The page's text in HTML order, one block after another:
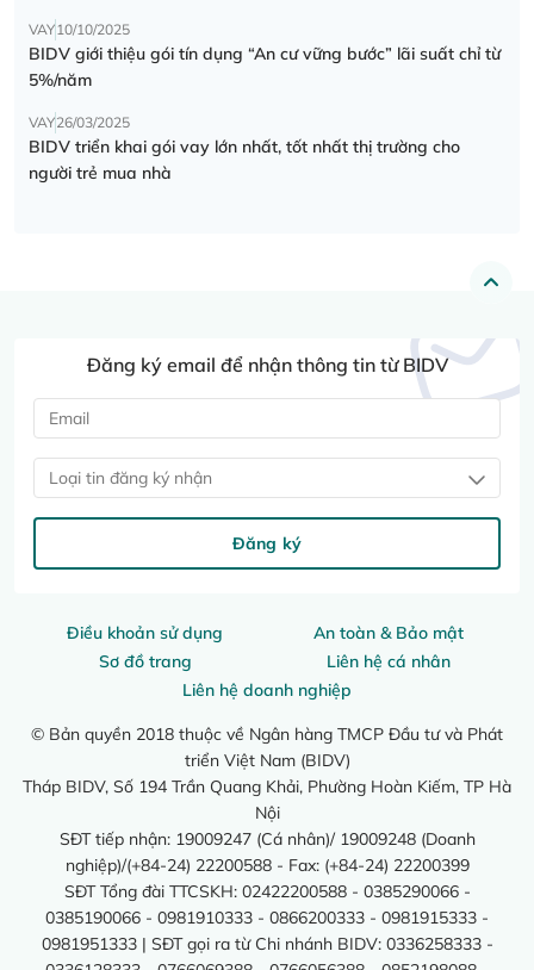
VAY10/10/2025
BIDV giới thiệu gói tín dụng “An cư vững bước” lãi suất chỉ từ
5%/năm
VAY26/03/2025
BIDV triển khai gói vay lớn nhất, tốt nhất thị trường cho
người trẻ mua nhà
Điều khoản sử dụng
An toàn & Bảo mật
Sơ đồ trang
Liên hệ cá nhân
Liên hệ doanh nghiệp
© Bản quyền 2018 thuộc về Ngân hàng TMCP Đầu tư và Phát
triển Việt Nam (BIDV)
Tháp BIDV, Số 194 Trần Quang Khải, Phường Hoàn Kiếm, TP Hà
Nội
SĐT tiếp nhận: 19009247 (Cá nhân)/ 19009248 (Doanh
nghiệp)/(+84-24) 22200588 - Fax: (+84-24) 22200399
SĐT Tổng đài TTCSKH: 02422200588 - 0385290066 -
0385190066 - 0981910333 - 0866200333 - 0981915333 -
0981951333 | SĐT gọi ra từ Chi nhánh BIDV: 0336258333 -
Đăng ký email để nhận thông tin từ BIDV
Loại tin đăng ký nhận
Đăng ký